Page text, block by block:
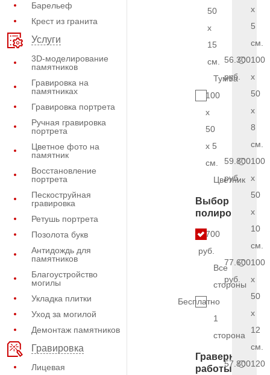
Барельеф
Крест из гранита
Услуги
3D-моделирование
памятников
Гравировка на
памятниках
Гравировка портрета
Ручная гравировка
портрета
Цветное фото на
памятник
Восстановление
портрета
Пескоструйная
гравировка
Ретушь портрета
Позолота букв
Антидождь для
памятников
Благоустройство
могилы
Укладка плитки
Уход за могилой
Демонтаж памятников
Гравировка
Лицевая
50
x
15
см.
Тумба
100
x
50
x 5
см.
Цветник
Выбор
полировки
4.700
руб.
Все
стороны
Бесплатно
1
сторона
Граверные
работы
x
5
см.
56.300
руб.
100
x
50
x
8
см.
59.800
руб.
100
x
50
x
10
см.
77.600
руб.
100
x
50
x
12
см.
57.800120